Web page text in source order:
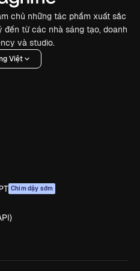
chủ những tác phẩm xuất sắc
đến từ các nhà sáng tạo, doanh
và studio.
Việt
Chim dậy sớm